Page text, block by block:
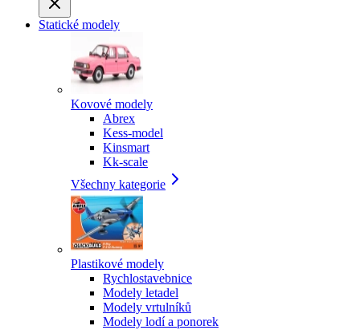
Statické modely
Kovové modely
Abrex
Kess-model
Kinsmart
Kk-scale
Všechny kategorie
Plastikové modely
Rychlostavebnice
Modely letadel
Modely vrtulníků
Modely lodí a ponorek